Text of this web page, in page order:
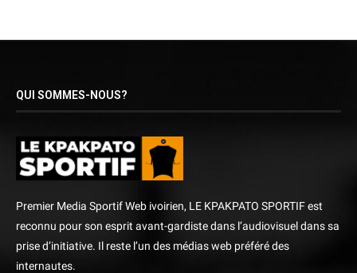
QUI SOMMES-NOUS?
Premier Media Sportif Web ivoirien, LE KPAKPATO SPORTIF est
reconnu pour son esprit avant-gardiste dans l’audiovisuel dans sa
prise d’initiative. Il reste l’un des médias web préféré des
internautes.